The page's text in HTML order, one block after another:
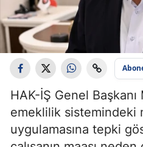
HAK-İŞ Genel
emeklilik sistemindeki
uygulamasına tepki